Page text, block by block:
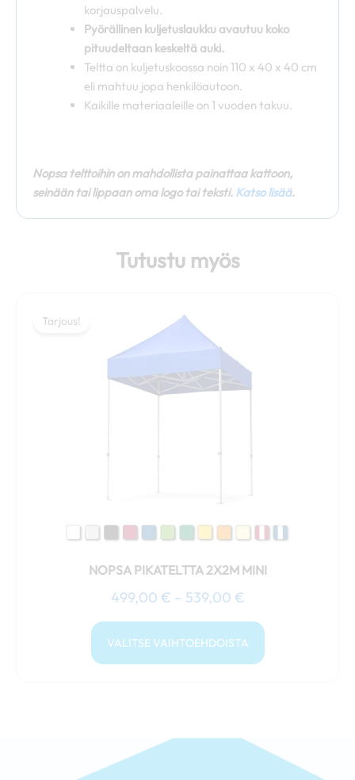
korjauspalvelu.
Pyörällinen kuljetuslaukku avautuu koko
pituudeltaan keskeltä auki.
Teltta on kuljetuskoossa noin 110 x 40 x 40 cm
eli mahtuu jopa henkilöautoon.
Kaikille materiaaleille on 1 vuoden takuu.
Nopsa telttoihin on mahdollista painattaa kattoon,
seinään tai lippaan oma logo tai teksti. Katso lisää.
Tutustu myös
Tarjous!
Tarjous!
NOPSA PIKATELTTA 2X2M MINI
499,00 € – 539,00 €
VALITSE VAIHTOEHDOISTA
tuotteella
muunnelma.